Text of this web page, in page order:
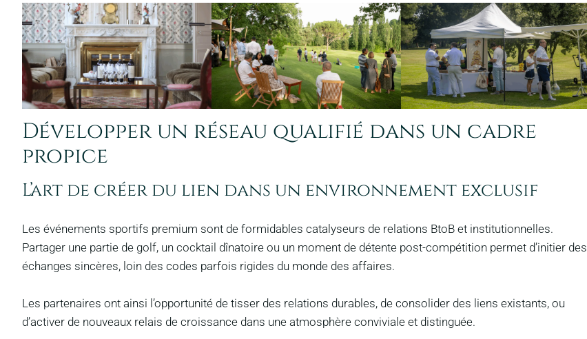
Développer un réseau qualifié dans un cadre
propice
L’art de créer du lien dans un environnement exclusif
Les événements sportifs premium sont de formidables catalyseurs de relations BtoB et institutionnelles.
Partager une partie de golf, un cocktail dînatoire ou un moment de détente post-compétition permet d’initier des
échanges sincères, loin des codes parfois rigides du monde des affaires.
Les partenaires ont ainsi l’opportunité de tisser des relations durables, de consolider des liens existants, ou
d’activer de nouveaux relais de croissance dans une atmosphère conviviale et distinguée.